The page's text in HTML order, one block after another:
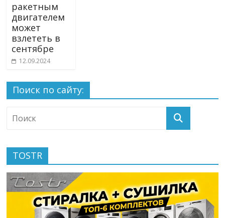
ракетным
двигателем
может
взлететь в
сентябре
12.09.2024
Поиск по сайту:
TOSTR